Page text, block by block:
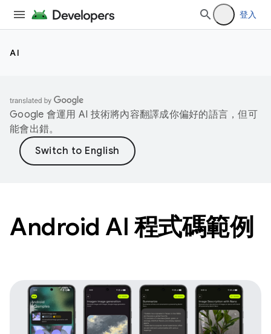
登入
AI
Google 會運用 AI 技術將內容翻譯成你偏好的語言，但可
能會出錯。
Android AI 程式碼範例